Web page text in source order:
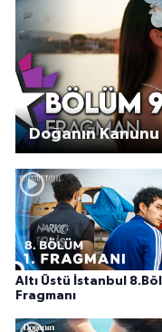
Doğanın
Altı Üstü İstanbul
Fragmanı